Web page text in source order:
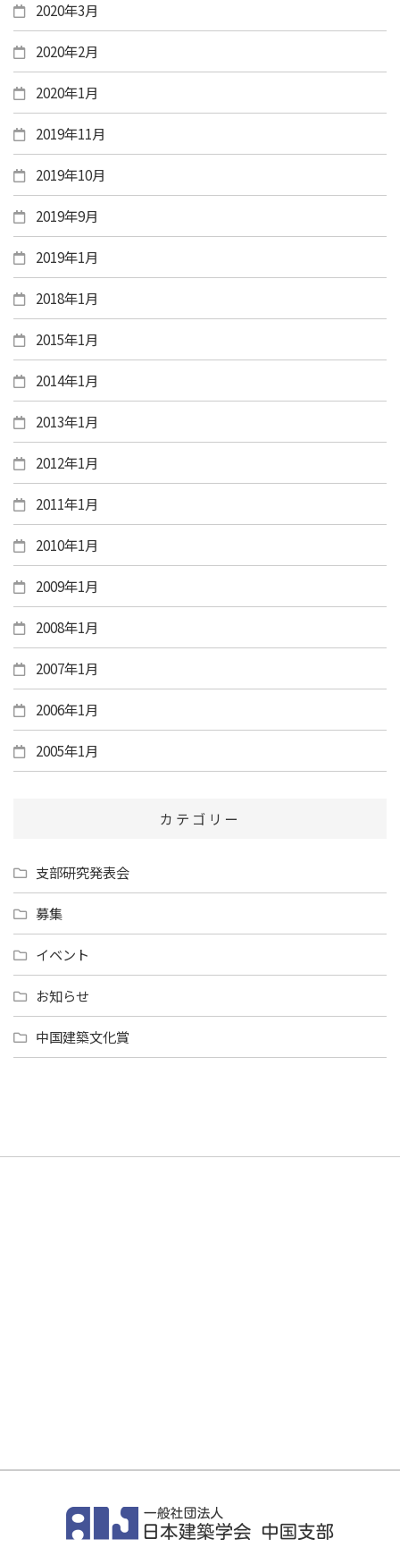
2020年3月
2020年2月
2020年1月
2019年11月
2019年10月
2019年9月
2019年1月
2018年1月
2015年1月
2014年1月
2013年1月
2012年1月
2011年1月
2010年1月
2009年1月
2008年1月
2007年1月
2006年1月
2005年1月
カテゴリー
支部研究発表会
募集
イベント
お知らせ
中国建築文化賞